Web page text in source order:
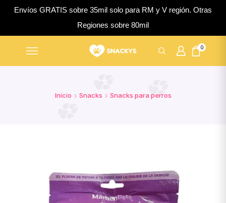
Envíos GRATIS sobre 35mil solo para RM y V región. Otras
Regiones sobre 80mil
0
Inicio Snacks Snacks para perros